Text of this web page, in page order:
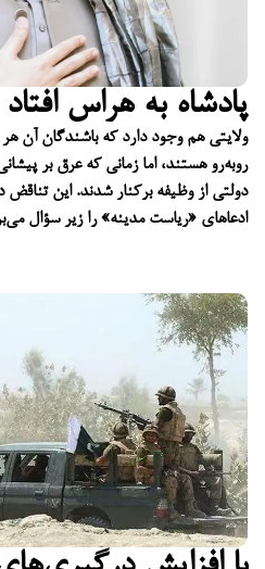
پادشاه به هراس افتاد
ولایتی هم وجود دارد که باشندگان آن
روبه‌رو هستند، اما زمانی که عرق بر
دولتی از وظیفه برکنار شدند. این
ادعاهای «ریاست مدینه» را زیر سؤال